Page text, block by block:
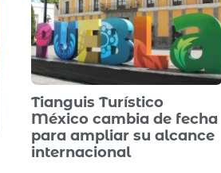
Tianguis Turístico
México cambia de fecha
para ampliar su alcance
internacional